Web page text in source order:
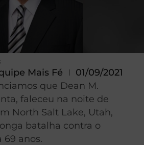
Mais Fé
01/09/2021
que Dean M.
faleceu na noite de
North Salt Lake, Utah,
batalha contra o
69 anos.